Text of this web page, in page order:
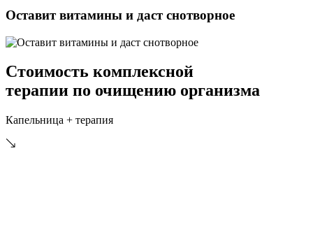
Оставит витамины и даст снотворное
Стоимость комплексной
терапии по очищению организма
Капельница + терапия